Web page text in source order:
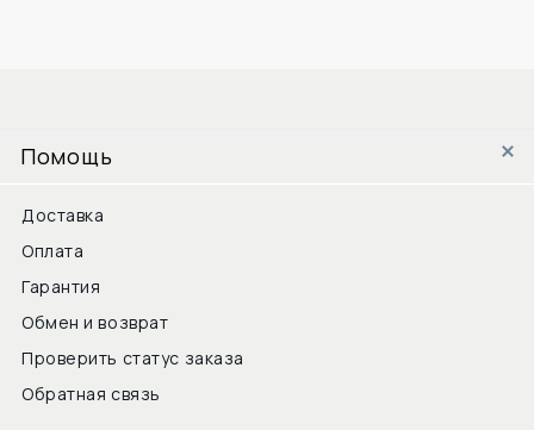
Помощь
Доставка
Оплата
Гарантия
Обмен и возврат
Проверить статус заказа
Обратная связь